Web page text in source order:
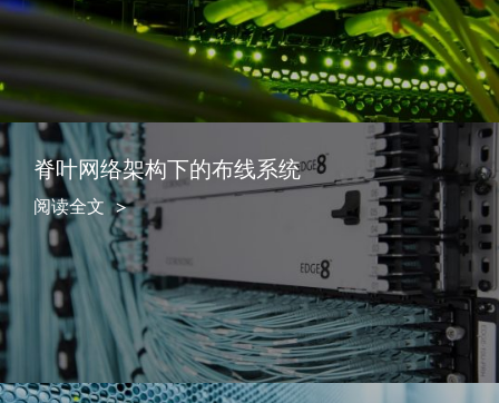
脊叶网络架构下的布线系统
阅读全文